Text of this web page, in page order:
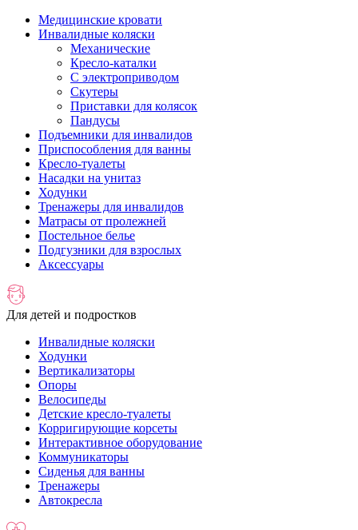
Медицинские кровати
Инвалидные коляски
Механические
Кресло-каталки
С электроприводом
Скутеры
Приставки для колясок
Пандусы
Подъемники для инвалидов
Приспособления для ванны
Кресло-туалеты
Насадки на унитаз
Ходунки
Тренажеры для инвалидов
Матрасы от пролежней
Постельное белье
Подгузники для взрослых
Аксессуары
Для детей и подростков
Инвалидные коляски
Ходунки
Вертикализаторы
Опоры
Велосипеды
Детские кресло-туалеты
Корригирующие корсеты
Интерактивное оборудование
Коммуникаторы
Сиденья для ванны
Тренажеры
Автокресла